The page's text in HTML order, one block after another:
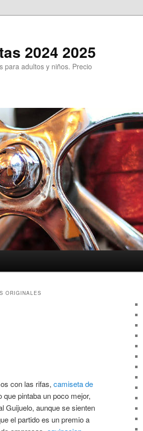
2024 2025
para adultos y niños. Precio
ORIGINALES
con las rifas, camiseta de
pintaba un poco mejor,
Guijuelo, aunque se sienten
el partido es un premio a